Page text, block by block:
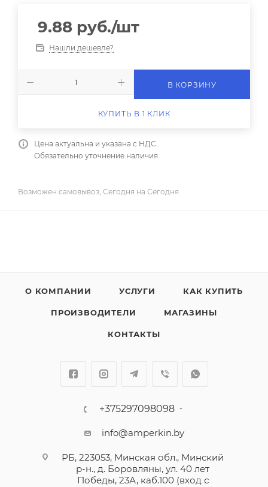
9.88 руб./шт
Нашли дешевле?
В КОРЗИНУ
КУПИТЬ В 1 КЛИК
Цена актуальна и указана с НДС.
Обязательно уточнение наличия.
Возможен самовывоз, Сегодня на Сегодня.
О КОМПАНИИ УСЛУГИ КАК КУПИТЬ
ПРОИЗВОДИТЕЛИ МАГАЗИНЫ
КОНТАКТЫ
+375297098098
info@amperkin.by
РБ, 223053, Минская обл., Минский
р-н., д. Боровляны, ул. 40 лет
Победы, 23А, каб.100 (вход с